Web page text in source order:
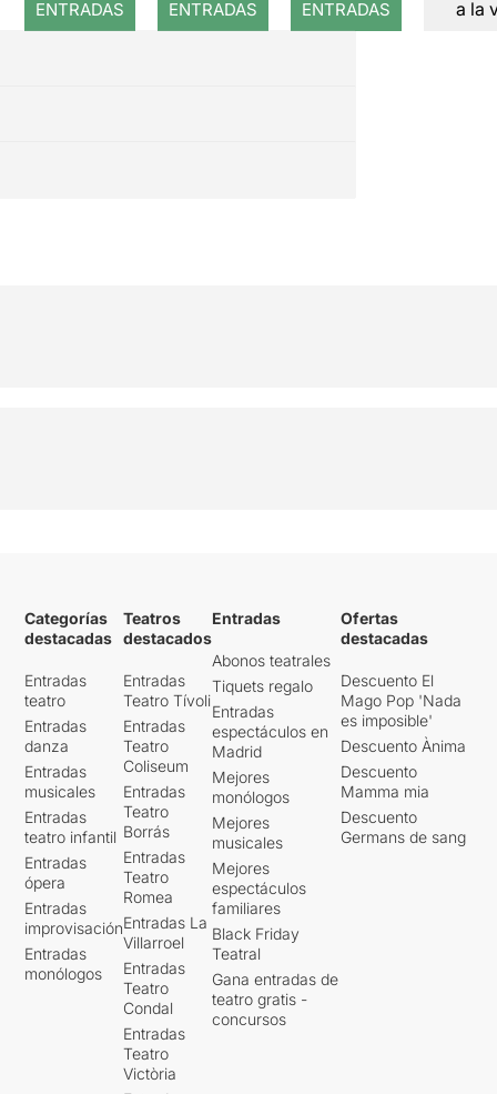
ENTRADAS ENTRADAS ENTRADAS a la
Categorías
destacadas
Entradas
teatro
Entradas
danza
Entradas
musicales
Entradas
teatro infantil
Entradas
ópera
Entradas
improvisación
Entradas
monólogos
Teatros
destacados
Entradas
Teatro Tívoli
Entradas
Teatro
Coliseum
Entradas
Teatro
Borrás
Entradas
Teatro
Romea
Entradas La
Villarroel
Entradas
Teatro
Condal
Entradas
Teatro
Victòria
Entradas
Abonos teatrales
Tiquets regalo
Entradas
espectáculos en
Madrid
Mejores
monólogos
Mejores
musicales
Mejores
espectáculos
familiares
Black Friday
Teatral
Gana entradas de
teatro gratis -
concursos
Ofertas
destacadas
Descuento El
Mago Pop 'Nada
es imposible'
Descuento Ànima
Descuento
Mamma mia
Descuento
Germans de sang